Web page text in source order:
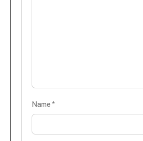
Name *